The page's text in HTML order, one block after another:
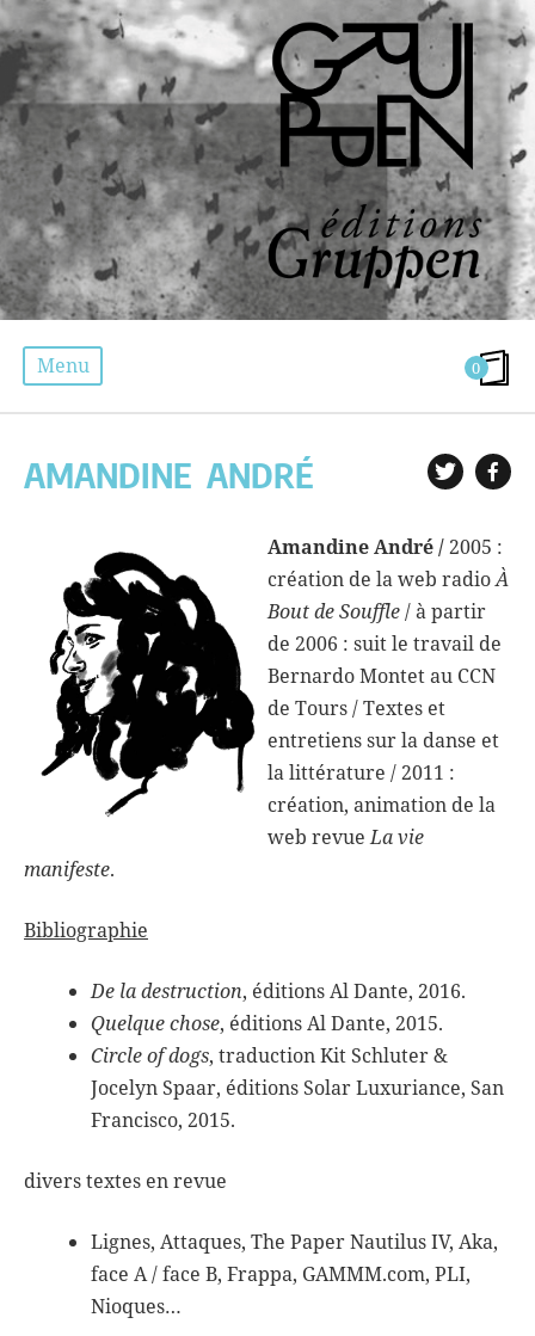
Menu 0
AMANDINE ANDRÉ
Amandine André /2005 :
création de la web radioÀ
Bout de Souffle/ à partir
de 2006 : suit le travail de
Bernardo Montet au CCN
de Tours / Textes et
entretiens sur la danse et
la littérature / 2011 :
création, animation de la
web revueLa vie
manifeste.
Bibliographie
De la destruction, éditions Al Dante, 2016.
Quelque chose, éditions Al Dante, 2015.
Circle of dogs, traduction Kit Schluter &
Jocelyn Spaar, éditions Solar Luxuriance, San
Francisco, 2015.
divers textes en revue
Lignes, Attaques, The Paper Nautilus IV, Aka,
face A / face B, Frappa, GAMMM.com, PLI,
Nioques…